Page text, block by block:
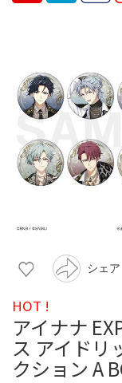
シェア
HOT !
アイナナ
ス アイドリ
クション A